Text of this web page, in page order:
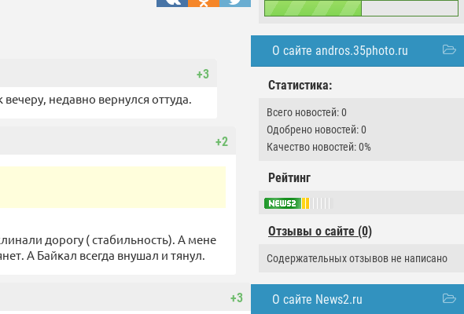
О сайте andros.35photo.ru
Статистика:
Всего новостей: 0
Одобрено новостей: 0
Качество новостей: 0%
Рейтинг
Отзывы о сайте (0)
Содержательных отзывов не написано
О сайте News2.ru
+3
недавно вернулся оттуда.
+2
дорогу ( стабильность). А мене
А Байкал всегда внушал и тянул.
+3